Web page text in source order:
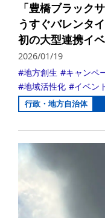
「豊橋ブラック
うすぐバレンタ
初の大型連携イ
2026/01/19
地方創生
キャンペ
地域活性化
イベン
行政・地方自治体